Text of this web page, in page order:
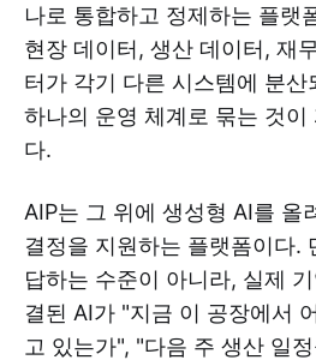
나로 통합하고 정제하는 플랫
현장 데이터, 생산 데이터, 재
터가 각기 다른 시스템에 분산
하나의 운영 체계로 묶는 것이
다.
AIP는 그 위에 생성형 AI를 올
결정을 지원하는 플랫폼이다.
답하는 수준이 아니라, 실제
결된 AI가 "지금 이 공장에서
고 있는가", "다음 주 생산 일